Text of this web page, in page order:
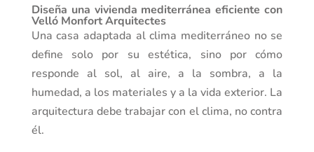
Diseña una vivienda mediterránea eficiente con
Velló Monfort Arquitectes
Una casa adaptada al clima mediterráneo no se
define solo por su estética, sino por cómo
responde al sol, al aire, a la sombra, a la
humedad, a los materiales y a la vida exterior. La
arquitectura debe trabajar con el clima, no contra
él.